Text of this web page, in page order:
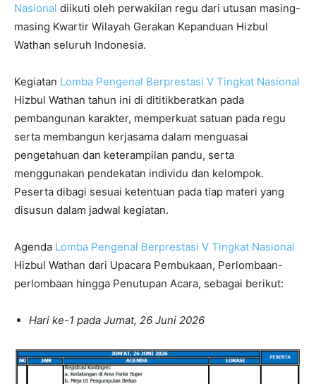
Nasional diikuti oleh perwakilan regu dari utusan masing-
masing Kwartir Wilayah Gerakan Kepanduan Hizbul
Wathan seluruh Indonesia.
Kegiatan Lomba Pengenal Berprestasi V Tingkat Nasional
Hizbul Wathan tahun ini di dititikberatkan pada
pembangunan karakter, memperkuat satuan pada regu
serta membangun kerjasama dalam menguasai
pengetahuan dan keterampilan pandu, serta
menggunakan pendekatan individu dan kelompok.
Peserta dibagi sesuai ketentuan pada tiap materi yang
disusun dalam jadwal kegiatan.
Agenda Lomba Pengenal Berprestasi V Tingkat Nasional
Hizbul Wathan dari Upacara Pembukaan, Perlombaan-
perlombaan hingga Penutupan Acara, sebagai berikut:
Hari ke-1 pada Jumat, 26 Juni 2026